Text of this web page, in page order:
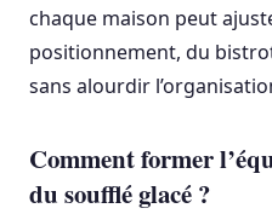
chaque maison peut
positionnement, du
sans alourdir
Comment former
du soufflé glacé ?